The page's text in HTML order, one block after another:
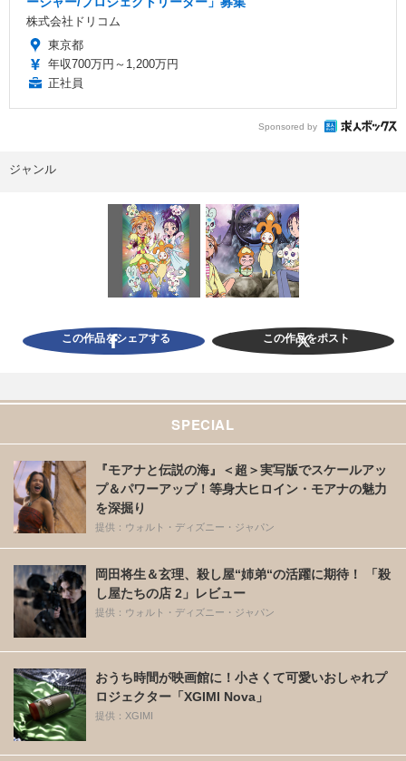
株式会社ドリコム
東京都
年収700万円～1,200万円
正社員
Sponsored by
ジャンル
この作品をシェアする この作品をポスト
SPECIAL
『モアナと伝説の海』＜超＞実写版でスケールアッ
プ＆パワーアップ！等身大ヒロイン・モアナの魅力
を深掘り
提供：ウォルト・ディズニー・ジャパン
岡田将生＆玄理、殺し屋“姉弟“の活躍に期待！ 「殺
し屋たちの店 2」レビュー
提供：ウォルト・ディズニー・ジャパン
おうち時間が映画館に！小さくて可愛いおしゃれプ
ロジェクター「XGIMI Nova」
提供：XGIMI